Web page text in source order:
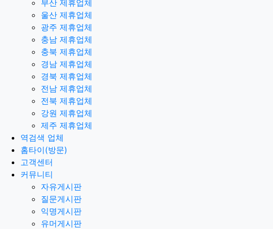
부산 제휴업체
울산 제휴업체
광주 제휴업체
충남 제휴업체
충북 제휴업체
경남 제휴업체
경북 제휴업체
전남 제휴업체
전북 제휴업체
강원 제휴업체
제주 제휴업체
역검색 업체
홈타이(방문)
고객센터
커뮤니티
자유게시판
질문게시판
익명게시판
유머게시판